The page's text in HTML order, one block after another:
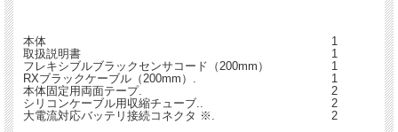
本体
1
取扱説明書
1
フレキシブルブラックセンサコード（200mm）
1
RXブラックケーブル（200mm）.
1
本体固定用両面テープ.
2
シリコンケーブル用収縮チューブ..
2
大電流対応バッテリ接続コネクタ ※.
2